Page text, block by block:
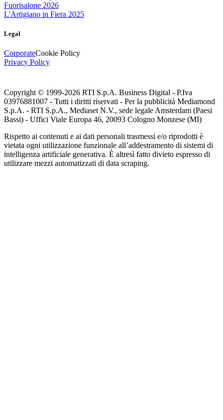
Fuorisalone 2026
L'Artigiano in Fiera 2025
Legal
CorporateCookie Policy
Privacy Policy
Copyright © 1999-2026 RTI S.p.A. Business Digital - P.Iva
03976881007 - Tutti i diritti riservati - Per la pubblicità Mediamond
S.p.A. - RTI S.p.A., Mediaset N.V., sede legale Amsterdam (Paesi
Bassi) - Uffici Viale Europa 46, 20093 Cologno Monzese (MI)
Rispetto ai contenuti e ai dati personali trasmessi e/o riprodotti è
vietata ogni utilizzazione funzionale all’addestramento di sistemi di
intelligenza artificiale generativa. È altresì fatto divieto espresso di
utilizzare mezzi automatizzati di data scraping.